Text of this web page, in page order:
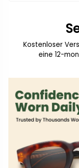
Kostenloser
eine 12-